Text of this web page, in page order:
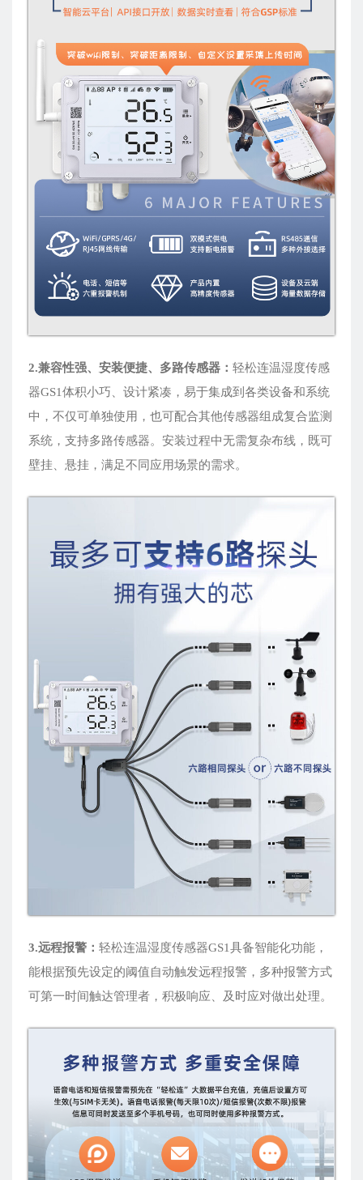
2.兼容性强、安装便捷、 多路传感器 ： 轻松连温湿度传感
器GS1体积小巧、设计紧凑，易于集成到各类设备和系统
中，不仅可单独使用，也可配合其他传感器组成复合监测
系统，支持多路传感器。安装过程中无需复杂布线，既可
壁挂、悬挂，满足不同应用场景的需求。
3.远程报警 ： 轻松连温湿度传感器GS1具备智能化功能，
能根据预先设定的阈值自动触发远程报警，多种报警方式
可第一时间触达管理者，积极响应、及时应对做出处理。